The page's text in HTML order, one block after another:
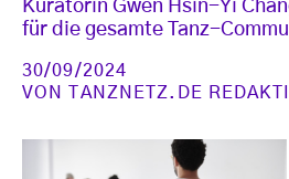
Kuratorin Gwen Hsin-Yi
für die gesamte Tanz-
30/09/2024
VON
TANZNETZ.DE